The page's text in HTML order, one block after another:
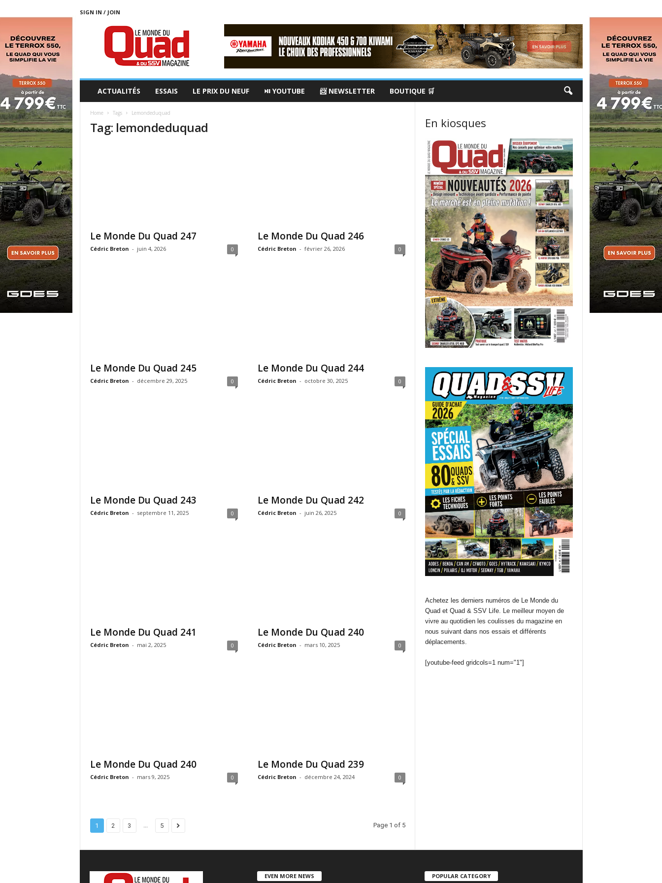
SIGN IN / JOIN
ACTUALITÉS ESSAIS LE PRIX DU NEUF ⏯ YOUTUBE 📨 NEWSLETTER BOUTIQUE 🛒
Home Tags Lemondeduquad
Tag: lemondeduquad
Le Monde Du Quad 247
Cédric Breton - juin 4, 2026 0
Le Monde Du Quad 246
Cédric Breton - février 26, 2026 0
Le Monde Du Quad 245
Cédric Breton - décembre 29, 2025 0
Le Monde Du Quad 244
Cédric Breton - octobre 30, 2025 0
Le Monde Du Quad 243
Cédric Breton - septembre 11, 2025 0
Le Monde Du Quad 242
Cédric Breton - juin 26, 2025 0
Le Monde Du Quad 241
Cédric Breton - mai 2, 2025 0
Le Monde Du Quad 240
Cédric Breton - mars 10, 2025 0
Le Monde Du Quad 240
Cédric Breton - mars 9, 2025 0
Le Monde Du Quad 239
Cédric Breton - décembre 24, 2024 0
1 2 3 ... 5 Page 1 of 5
En kiosques
Achetez les derniers numéros de Le Monde du
Quad et Quad & SSV Life. Le meilleur moyen de
vivre au quotidien les coulisses du magazine en
nous suivant dans nos essais et différents
déplacements.
[youtube-feed gridcols=1 num="1"]
EVEN MORE NEWS POPULAR CATEGORY